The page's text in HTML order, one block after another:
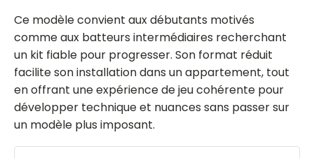
Ce modèle convient aux débutants motivés
comme aux batteurs intermédiaires recherchant
un kit fiable pour progresser. Son format réduit
facilite son installation dans un appartement, tout
en offrant une expérience de jeu cohérente pour
développer technique et nuances sans passer sur
un modèle plus imposant.